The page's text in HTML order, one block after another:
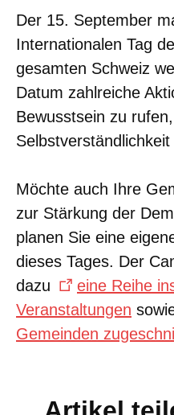
Der 15. September
Internationalen Tag
gesamten Schweiz
Datum zahlreiche
Bewusstsein zu
Selbstverständlichkeit
Möchte auch Ihre
zur Stärkung der
planen Sie eine
dieses Tages. Der
dazu
eine Reihe
Veranstaltungen
Gemeinden